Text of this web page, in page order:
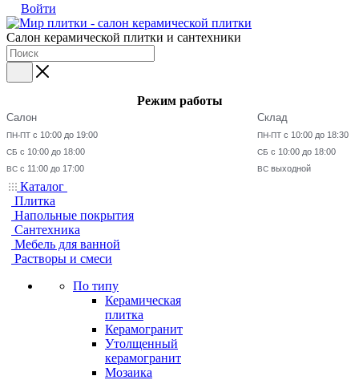
Войти
Салон керамической плитки и сантехники
Режим работы
Салон
ПН-ПТ с 10:00 до 19:00
СБ с 10:00 до 18:00
ВС с 11:00 до 17:00
Склад
ПН-ПТ с 10:00 до 18:30
СБ с 10:00 до 18:00
ВС выходной
Каталог
Плитка
Напольные покрытия
Сантехника
Мебель для ванной
Растворы и смеси
По типу
Керамическая
плитка
Керамогранит
Утолщенный
керамогранит
Мозаика